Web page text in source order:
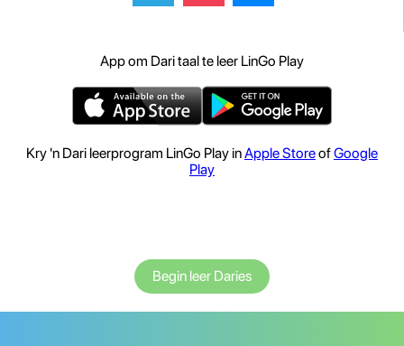
App om Dari taal te leer LinGo Play
Kry 'n Dari leerprogram LinGo Play inApple StoreofGoogle
Play
Begin leer Daries